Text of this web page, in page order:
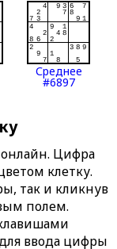
Среднее
#6897
Цифра
клетку.
так и кликнув
полем.
ввода цифры